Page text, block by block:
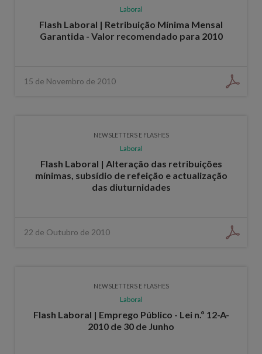
Laboral
Flash Laboral | Retribuição Mínima Mensal
Garantida - Valor recomendado para 2010
15 de Novembro de 2010
NEWSLETTERS E FLASHES
Laboral
Flash Laboral | Alteração das retribuições
mínimas, subsídio de refeição e actualização
das diuturnidades
22 de Outubro de 2010
NEWSLETTERS E FLASHES
Laboral
Flash Laboral | Emprego Público - Lei n.º 12-A-
2010 de 30 de Junho